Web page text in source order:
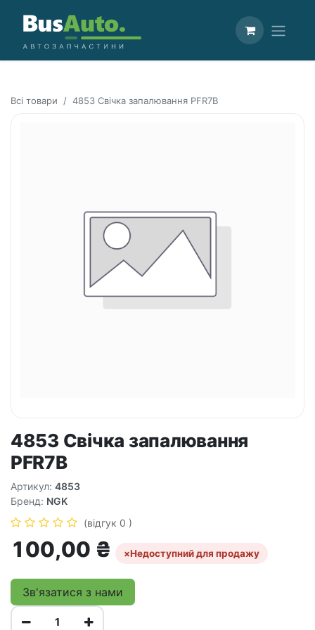
Всі товари 4853 Свічка запалювання PFR7B
4853 Свічка запалювання
PFR7B
Артикул: 4853
Бренд: NGK
(відгук 0 )
100,00 ₴ ×Недоступний для продажу
Зв'язатися з нами